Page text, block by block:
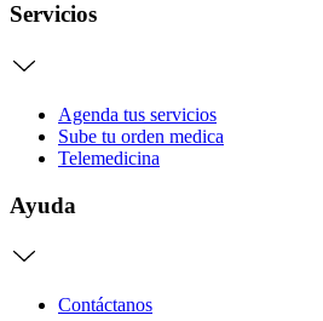
Servicios
Agenda tus servicios
Sube tu orden medica
Telemedicina
Ayuda
Contáctanos